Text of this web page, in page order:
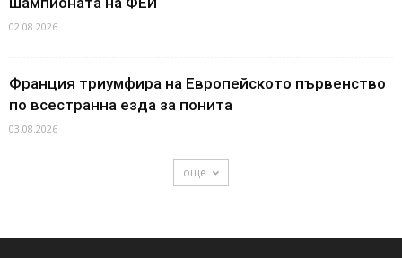
02.08.2026
Франция триумфира на Европейското първенство
по всестранна езда за понита
03.08.2026
още